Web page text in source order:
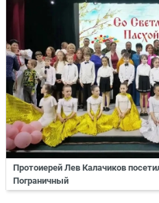
Протоиерей Лев Калачиков
Пограничный